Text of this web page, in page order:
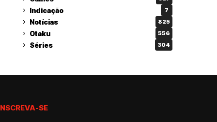
Indicação 7
Notícias 825
Otaku 556
Séries 304
SE